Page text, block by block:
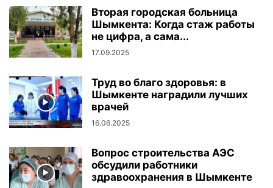
Вторая городская больница
Шымкента: Когда стаж работы
не цифра, а сама...
17.09.2025
Труд во благо здоровья: в
Шымкенте наградили лучших
врачей
16.06.2025
Вопрос строительства АЭС
обсудили работники
здравоохранения в Шымкенте